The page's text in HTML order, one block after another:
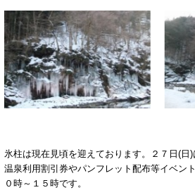
氷柱は現在見頃を迎えております。２７日(日
温泉利用割引券やパンフレット配布等イベン
０時～１５時です。